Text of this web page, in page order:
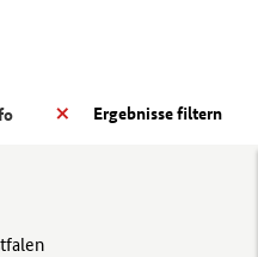
Ergebnisse filtern